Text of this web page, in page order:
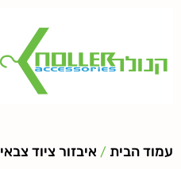
עמוד הבית / איבזור ציוד צבאי